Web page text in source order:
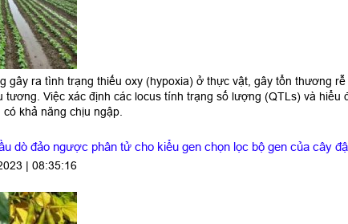
gây ra tình trạng thiếu oxy (hypoxia) ở thực vật, gây tổn thương
tương. Việc xác định các locus tính trạng số lượng (QTLs) và
khả năng chịu ngập.
dò đảo ngược phân tử cho kiểu gen chọn lọc bộ gen của cây
| 08:35:16